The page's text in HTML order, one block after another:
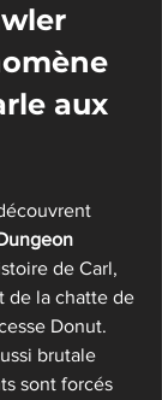
aux
de Carl,
de la chatte de
Donut.
brutale
sont forcés